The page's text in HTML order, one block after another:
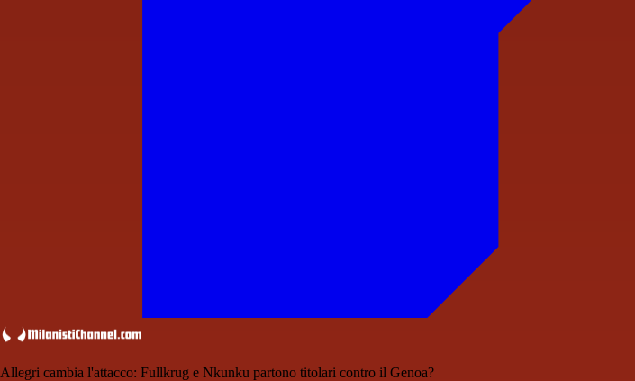
Allegri cambia l'attacco: Fullkrug e Nkunku partono titolari contro il Genoa?